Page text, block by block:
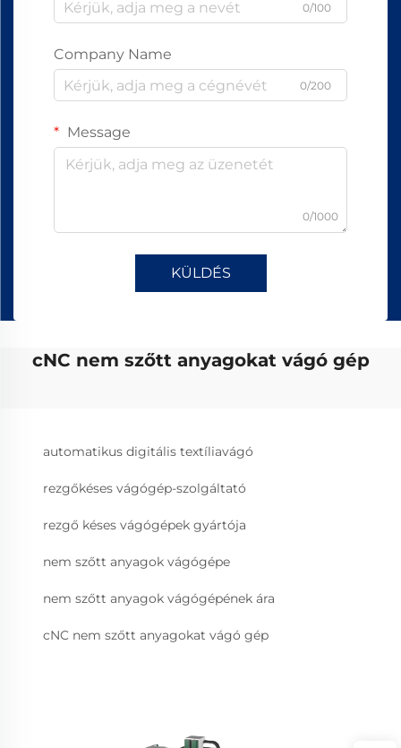
0/100
Company Name
0/200
Message
0/1000
KÜLDÉS
cNC nem szőtt anyagokat vágó gép
automatikus digitális textíliavágó
rezgőkéses vágógép-szolgáltató
rezgő késes vágógépek gyártója
nem szőtt anyagok vágógépe
nem szőtt anyagok vágógépének ára
cNC nem szőtt anyagokat vágó gép